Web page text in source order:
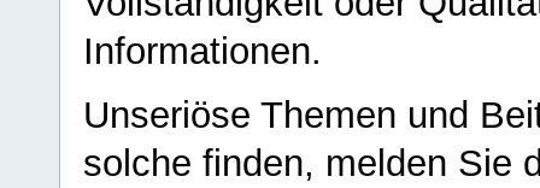
Informationen.
Unseriöse Themen und
solche finden, melden Sie